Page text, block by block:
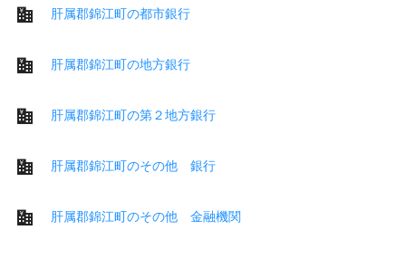
肝属郡錦江町の都市銀行
肝属郡錦江町の地方銀行
肝属郡錦江町の第２地方銀行
肝属郡錦江町のその他 銀行
肝属郡錦江町のその他 金融機関